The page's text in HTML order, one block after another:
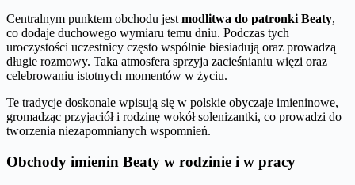
Centralnym punktem obchodu jest modlitwa do patronki Beaty,
co dodaje duchowego wymiaru temu dniu. Podczas tych
uroczystości uczestnicy często wspólnie biesiadują oraz prowadzą
długie rozmowy. Taka atmosfera sprzyja zacieśnianiu więzi oraz
celebrowaniu istotnych momentów w życiu.
Te tradycje doskonale wpisują się w polskie obyczaje imieninowe,
gromadząc przyjaciół i rodzinę wokół solenizantki, co prowadzi do
tworzenia niezapomnianych wspomnień.
Obchody imienin Beaty w rodzinie i w pracy